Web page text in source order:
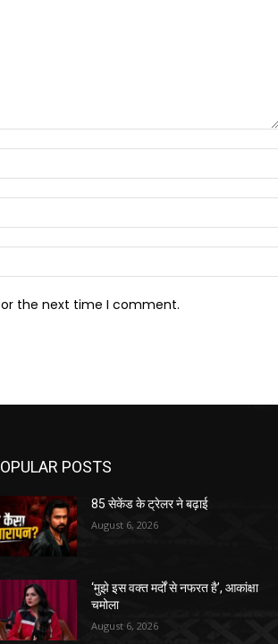
the next time I comment.
POSTS
85 सेकेंड के ट्रेलर ने बढ़ाई
August 6, 2026
‘मुझे इस वक्त मर्दों से नफरत है’, आकांक्षा
चमोला
August 6, 2026